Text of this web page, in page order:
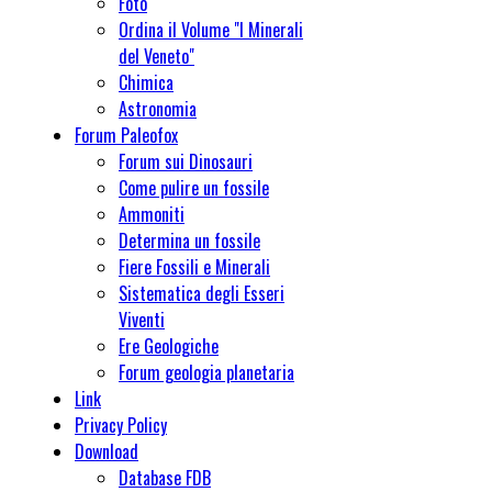
Ordina il Volume "I Minerali
del Veneto"
Chimica
Astronomia
Forum Paleofox
Forum sui Dinosauri
Come pulire un fossile
Ammoniti
Determina un fossile
Fiere Fossili e Minerali
Sistematica degli Esseri
Viventi
Ere Geologiche
Forum geologia planetaria
Link
Privacy Policy
Download
Database FDB